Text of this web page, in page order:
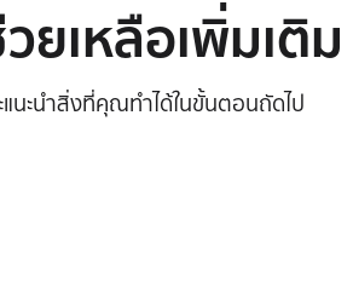
ยเหลือเพิ่มเติม
แนะนำสิ่งที่คุณทำได้ในขั้นตอนถัดไป